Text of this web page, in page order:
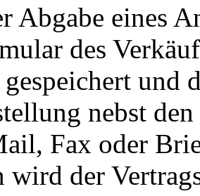
Abgabe eines
des
und
nebst
Fax oder
wird der